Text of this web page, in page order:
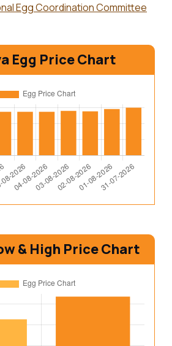
Egg Coordination Committee
Egg Price Chart
& High Price Chart